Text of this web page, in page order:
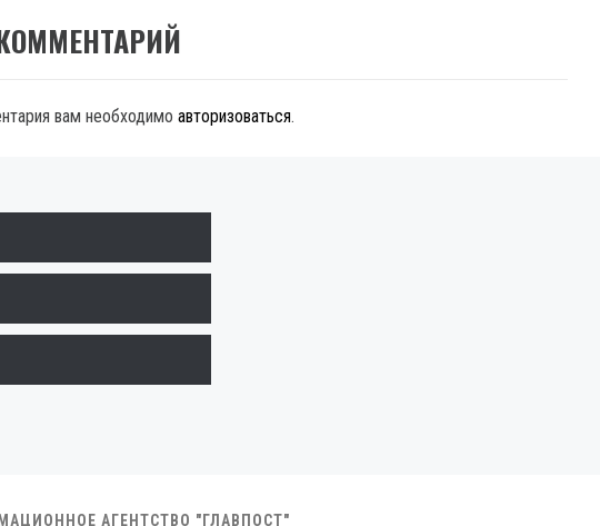
вам необходимо авторизоваться.
АГЕНТСТВО "ГЛАВПОСТ"